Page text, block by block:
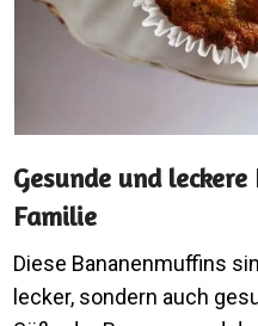
Gesunde und
Familie
Diese Bananenmuffins
lecker, sondern auch